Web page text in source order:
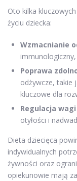
Oto kilka
życiu dziecka:
Wzmacnianie
Poprawa
odżywcze, takie
kluczowe dla
Regulacja wagi
otyłości i
Dieta dziecięca
indywidualnych
żywności oraz
opiekunowie mają